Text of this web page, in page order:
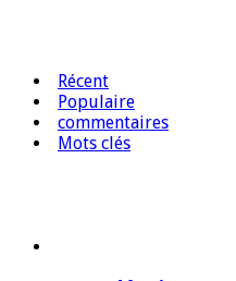
Récent
Populaire
commentaires
Mots clés